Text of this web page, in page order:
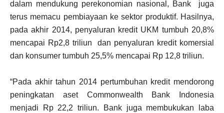
dalam mendukung perekonomian nasional, Bank juga
terus memacu pembiayaan ke sektor produktif. Hasilnya,
pada akhir 2014, penyaluran kredit UKM tumbuh 20,8%
mencapai Rp2,8 triliun dan penyaluran kredit komersial
dan konsumer tumbuh 25,5% mencapai Rp 12,8 triliun.
“Pada akhir tahun 2014 pertumbuhan kredit mendorong
peningkatan aset Commonwealth Bank Indonesia
menjadi Rp 22,2 triliun. Bank juga membukukan laba